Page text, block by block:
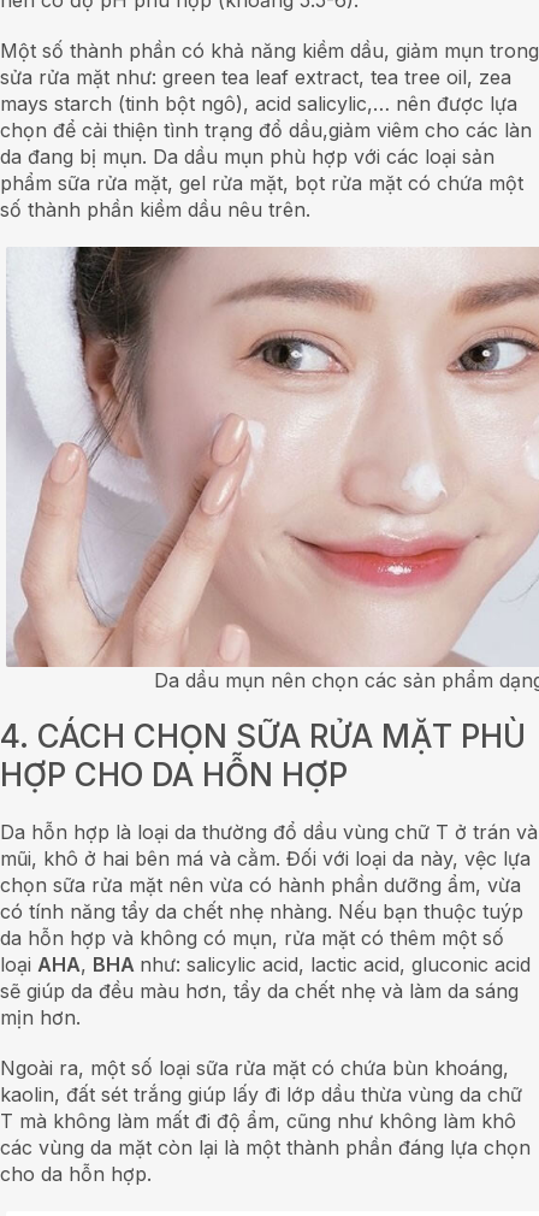
Một số thành phần có khả năng kiềm dầu, giảm mụn trong
sửa rửa mặt như: green tea leaf extract, tea tree oil, zea
mays starch (tinh bột ngô), acid salicylic,… nên được lựa
chọn để cải thiện tình trạng đổ dầu,giảm viêm cho các làn
da đang bị mụn. Da dầu mụn phù hợp với các loại sản
phẩm sữa rửa mặt, gel rửa mặt, bọt rửa mặt có chứa một
số thành phần kiềm dầu nêu trên.
Da dầu mụn nên chọn các sản phẩm
4. CÁCH CHỌN SỮA RỬA MẶT PHÙ
HỢP CHO DA HỖN HỢP
Da hỗn hợp là loại da thường đổ dầu vùng chữ T ở trán và
mũi, khô ở hai bên má và cằm. Đối với loại da này, vệc lựa
chọn sữa rửa mặt nên vừa có hành phần dưỡng ẩm, vừa
có tính năng tẩy da chết nhẹ nhàng. Nếu bạn thuộc tuýp
da hỗn hợp và không có mụn, rửa mặt có thêm một số
loại AHA, BHA như: salicylic acid, lactic acid, gluconic acid
sẽ giúp da đều màu hơn, tẩy da chết nhẹ và làm da sáng
mịn hơn.
Ngoài ra, một số loại sữa rửa mặt có chứa bùn khoáng,
kaolin, đất sét trắng giúp lấy đi lớp dầu thừa vùng da chữ
T mà không làm mất đi độ ẩm, cũng như không làm khô
các vùng da mặt còn lại là một thành phần đáng lựa chọn
cho da hỗn hợp.